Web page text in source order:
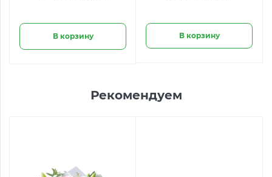
В корзину В корзину
Рекомендуем